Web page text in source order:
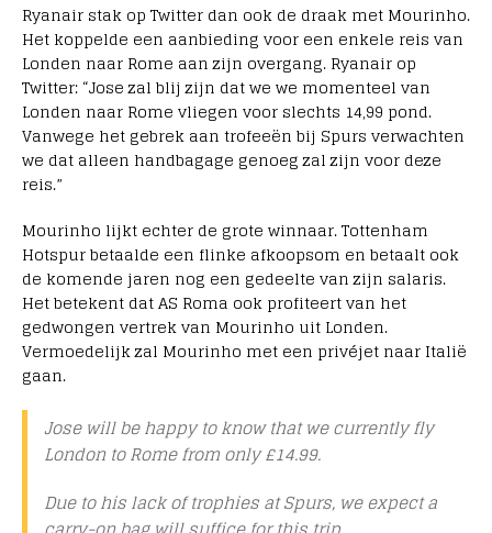
Ryanair stak op Twitter dan ook de draak met Mourinho.
Het koppelde een aanbieding voor een enkele reis van
Londen naar Rome aan zijn overgang. Ryanair op
Twitter: “Jose zal blij zijn dat we we momenteel van
Londen naar Rome vliegen voor slechts 14,99 pond.
Vanwege het gebrek aan trofeeën bij Spurs verwachten
we dat alleen handbagage genoeg zal zijn voor deze
reis.”
Mourinho lijkt echter de grote winnaar. Tottenham
Hotspur betaalde een flinke afkoopsom en betaalt ook
de komende jaren nog een gedeelte van zijn salaris.
Het betekent dat AS Roma ook profiteert van het
gedwongen vertrek van Mourinho uit Londen.
Vermoedelijk zal Mourinho met een privéjet naar Italië
gaan.
Jose will be happy to know that we currently fly
London to Rome from only £14.99.
Due to his lack of trophies at Spurs, we expect a